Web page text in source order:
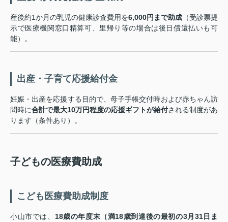
産後約1か月の乳児の健康診査費用を6,000円まで助成 （受診票提
示で医療機関窓口精算可、里帰り等の場合は後日償還払いも可
能）。
出産・子育て応援給付金
妊娠・出産を応援する目的で、母子手帳交付時および赤ちゃん訪
問時に合計で最大10万円程度の応援ギフトが給付される制度があ
ります（条件あり）。
子どもの医療費助成
こども医療費助成制度
小山市では、 18歳の年度末（満18歳到達後の最初の3月31日ま